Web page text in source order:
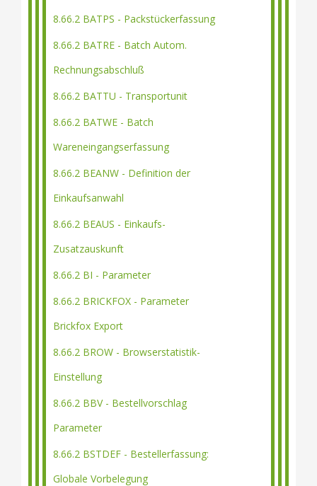
8.66.2 BATPS - Packstückerfassung
8.66.2 BATRE - Batch Autom.
Rechnungsabschluß
8.66.2 BATTU - Transportunit
8.66.2 BATWE - Batch
Wareneingangserfassung
8.66.2 BEANW - Definition der
Einkaufsanwahl
8.66.2 BEAUS - Einkaufs-
Zusatzauskunft
8.66.2 BI - Parameter
8.66.2 BRICKFOX - Parameter
Brickfox Export
8.66.2 BROW - Browserstatistik-
Einstellung
8.66.2 BBV - Bestellvorschlag
Parameter
8.66.2 BSTDEF - Bestellerfassung:
Globale Vorbelegung